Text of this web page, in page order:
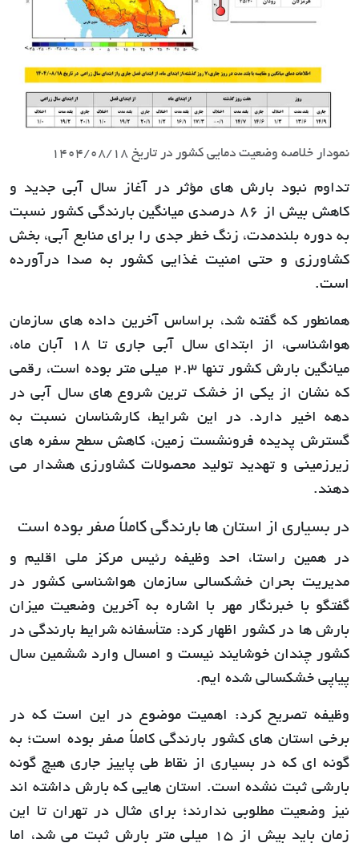
نمودار خلاصه وضعیت دمایی کشور در تاریخ 1404/08/18
تداوم نبود بارش های مؤثر در آغاز سال آبی جدید و
کاهش بیش از 86 درصدی میانگین بارندگی کشور نسبت
به دوره بلندمدت، زنگ خطر جدی را برای منابع آبی، بخش
کشاورزی و حتی امنیت غذایی کشور به صدا درآورده
است.
همانطور که گفته شد، براساس آخرین داده های سازمان
هواشناسی، از ابتدای سال آبی جاری تا 18 آبان ماه،
میانگین بارش کشور تنها 2.3 میلی متر بوده است، رقمی
که نشان از یکی از خشک ترین شروع های سال آبی در
دهه اخیر دارد. در این شرایط، کارشناسان نسبت به
گسترش پدیده فرونشست زمین، کاهش سطح سفره های
زیرزمینی و تهدید تولید محصولات کشاورزی هشدار می
دهند.
در بسیاری از استان ها بارندگی کاملاً صفر بوده است
در همین راستا، احد وظیفه رئیس مرکز ملی اقلیم و
مدیریت بحران خشکسالی سازمان هواشناسی کشور در
گفتگو با خبرنگار مهر با اشاره به آخرین وضعیت میزان
بارش ها در کشور اظهار کرد: متأسفانه شرایط بارندگی در
کشور چندان خوشایند نیست و امسال وارد ششمین سال
پیاپی خشکسالی شده ایم.
وظیفه تصریح کرد: اهمیت موضوع در این است که در
برخی استان های کشور بارندگی کاملاً صفر بوده است؛ به
گونه ای که در بسیاری از نقاط طی پاییز جاری هیچ گونه
بارشی ثبت نشده است. استان هایی که بارش داشته اند
نیز وضعیت مطلوبی ندارند؛ برای مثال در تهران تا این
زمان باید بیش از 15 میلی متر بارش ثبت می شد، اما